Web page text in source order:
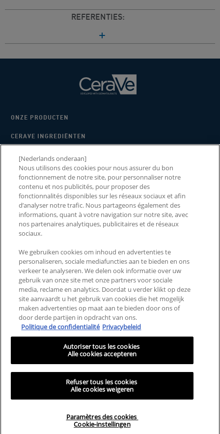
REFERENTIES:
ONZE PRODUCTEN
CERAVE INGREDIËNTEN
WAAROM CERAVE
2026 CERAWARDS
NEEM CONTACT MET ONS
OP
LANDEN EN REGIO'S
ALGEMENE VOORWAARDEN PRIVACYBELEID
ALGEMENE VOORWAARDEN
VOOR CONSUMENTEN
REVIEWS EN RECENSIES
MIJN COOKIE-
INSTELLINGEN
Deze site is bedoeld voor consumenten uit de Benelux. Cookies en
gerelateerde technologie worden gebruikt voor advertenties. Voor meer
informatie of om je af te melden, ga je naarAdChoices
CeraVe behandelt geen subcutane aandoeningen. MVE is een geregistreerd
handelsmerk van DFB Technology, Ltd. Patent No. 6,709,663. &copy; CeraVe
[Nederlands onderaan]
Nous utilisons des cookies pour nous assurer du bon
fonctionnement de notre site, pour personnaliser notre
contenu et nos publicités, pour proposer des
fonctionnalités disponibles sur les réseaux sociaux et afin
d’analyser notre trafic. Nous partageons également des
informations, quant à votre navigation sur notre site, avec
nos partenaires analytiques, publicitaires et de réseaux
sociaux.
We gebruiken cookies om inhoud en advertenties te
personaliseren, sociale mediafuncties aan te bieden en ons
verkeer te analyseren. We delen ook informatie over uw
gebruik van onze site met onze partners voor sociale
media, reclame en analytics. Doordat u verder klikt op deze
site aanvaardt u het gebruik van cookies die het mogelijk
maken advertenties op maat aan te bieden door ons of
door derde partijen in opdracht van ons.
Politique de confidentialité Privacybeleid
Paramètres des cookies
Cookie-instellingen
Refuser tous les cookies
Alle cookies weigeren
Autoriser tous les cookies
Alle cookies accepteren